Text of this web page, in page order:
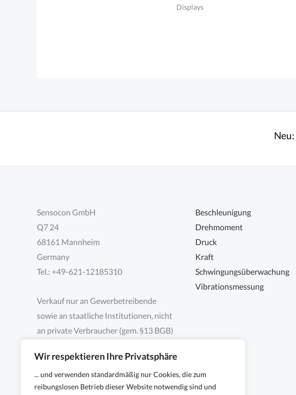
Wir respektieren Ihre Privatsphäre
... und verwenden standardmäßig nur Cookies, die zum
reibungslosen Betrieb dieser Website notwendig sind und
Displays
Neu:
Sensocon GmbH
Q7 24
68161 Mannheim
Germany
Tel.: +49-621-12185310
Verkauf nur an Gewerbetreibende
sowie an staatliche Institutionen, nicht
an private Verbraucher (gem. §13 BGB)
Beschleunigung
Drehmoment
Druck
Kraft
Schwingungsüberwachung
Vibrationsmessung